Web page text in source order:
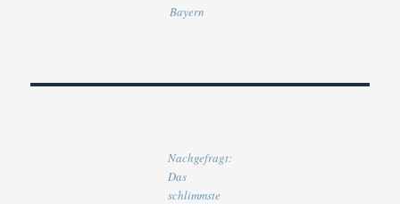
Bayern
Nachgefragt:
Das
schlimmste